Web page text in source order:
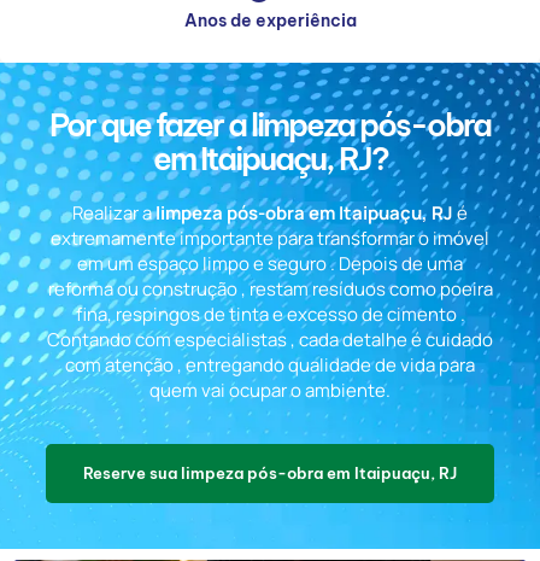
Anos de experiência
Por que fazer a limpeza pós-obra
em Itaipuaçu, RJ?
Realizar alimpeza pós-obra em Itaipuaçu, RJé
extremamente importante para transformar o imóvel
em um espaço limpo e seguro . Depois de uma
reforma ou construção , restam resíduos como poeira
fina, respingos de tinta e excesso de cimento .
Contando com especialistas , cada detalhe é cuidado
com atenção , entregando qualidade de vida para
quem vai ocupar o ambiente.
Reserve sua limpeza pós-obra em Itaipuaçu, RJ